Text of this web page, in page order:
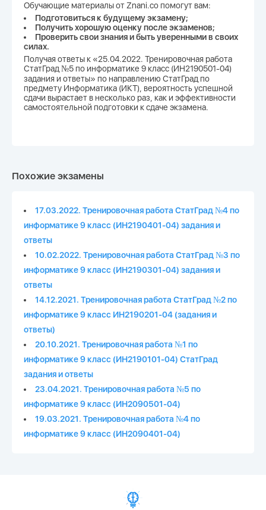
Обучающие материалы от Znani.co помогут вам:
Подготовиться к будущему экзамену;
Получить хорошую оценку после экзаменов;
Проверить свои знания и быть уверенными в своих
силах.
Получая ответы к «25.04.2022. Тренировочная работа
СтатГрад №5 по информатике 9 класс (ИН2190501-04)
задания и ответы» по направлению СтатГрад по
предмету Информатика (ИКТ), вероятность успешной
сдачи вырастает в несколько раз, как и эффективности
самостоятельной подготовки к сдаче экзамена.
Похожие экзамены
17.03.2022. Тренировочная работа СтатГрад №4 по
информатике 9 класс (ИН2190401-04) задания и
ответы
10.02.2022. Тренировочная работа СтатГрад №3 по
информатике 9 класс (ИН2190301-04) задания и
ответы
14.12.2021. Тренировочная работа СтатГрад №2 по
информатике 9 класс ИН2190201-04 (задания и
ответы)
20.10.2021. Тренировочная работа №1 по
информатике 9 класс (ИН2190101-04) СтатГрад
задания и ответы
23.04.2021. Тренировочная работа №5 по
информатике 9 класс (ИН2090501-04)
19.03.2021. Тренировочная работа №4 по
информатике 9 класс (ИН2090401-04)